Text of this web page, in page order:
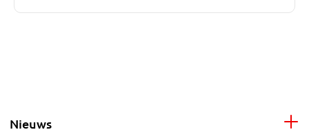
Nieuws